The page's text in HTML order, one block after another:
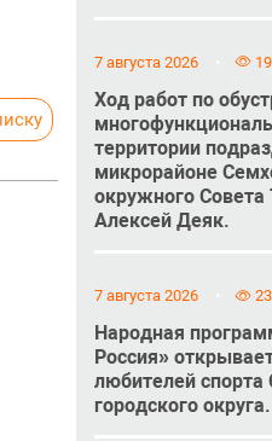
7 августа 2026
Ход работ по
территории
микрорайоне
окружного
Алексей Деяк.
7 августа 2026
Народная
Россия»
любителей спорта
городского округа.